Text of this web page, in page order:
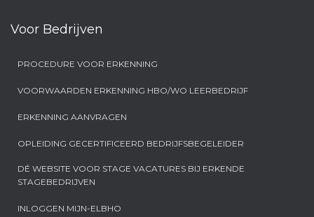
Voor Bedrijven
PROCEDURE VOOR ERKENNING
VOORWAARDEN ERKENNING HBO/WO LEERBEDRIJF
ERKENNING AANVRAGEN
OPLEIDING GECERTIFICEERD BEDRIJFSBEGELEIDER
DÉ WEBSITE VOOR STAGE VACATURES BIJ ERKENDE
STAGEBEDRIJVEN
INLOGGEN MIJN-ELBHO